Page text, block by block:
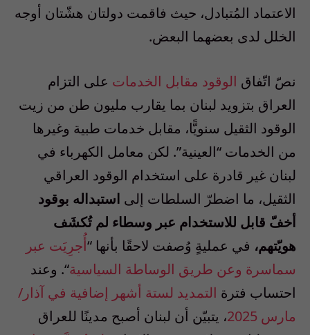
الاعتماد المُتبادل، حيث فاقمت دولتان هشّتان أوجه
الخلل لدى بعضهما البعض.
نصّ اتّفاق الوقود مقابل الخدمات على التزام
العراق بتزويد لبنان بما يقارب مليون طن من زيت
الوقود الثقيل سنويًّا، مقابل خدمات طبية وغيرها
من الخدمات “العينية”. لكن معامل الكهرباء في
لبنان غير قادرة على استخدام الوقود العراقي
الثقيل، ما اضطرّ السلطات إلى استبداله بوقود
أخفّ قابل للاستخدام عبر وسطاء لم تُكشَف
هويّتهم، في عمليةٍ وُصفت لاحقًا بأنها “أُجرِيَت عبر
سماسرة وعن طريق الوساطة السياسية“. وعند
احتساب فترة التمديد لستة أشهر إضافية في آذار/
مارس 2025
، يتبيّن أن لبنان أصبح مدينًا للعراق